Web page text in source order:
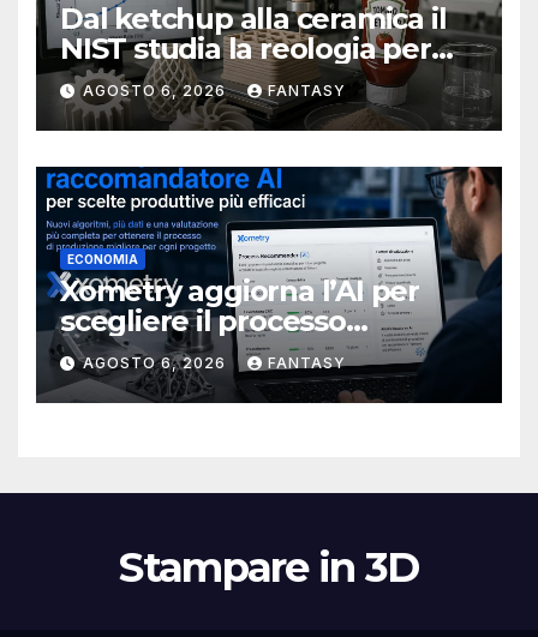
Dal ketchup alla ceramica il
NIST studia la reologia per
rendere più affidabile la
stampa 3D
AGOSTO 6, 2026 FANTASY
ECONOMIA
Xometry aggiorna l’AI per
scegliere il processo
produttivo più adatto
AGOSTO 6, 2026 FANTASY
Stampare in 3D